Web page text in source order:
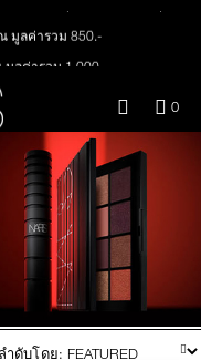
มูลค่ารวม 850.-
ลค่ารวม 1,000.-
4 ml #Mont Blanc มูลค่า 500.-
Brush มูลค่า 1,000 .-
Puff มูลค่า 250.-
รับฟรี Radiant Creamy
ลค่า 700 .-
น Serum Cushion Case) รับฟรี
1.1 g มูลค่า 750 .-
0